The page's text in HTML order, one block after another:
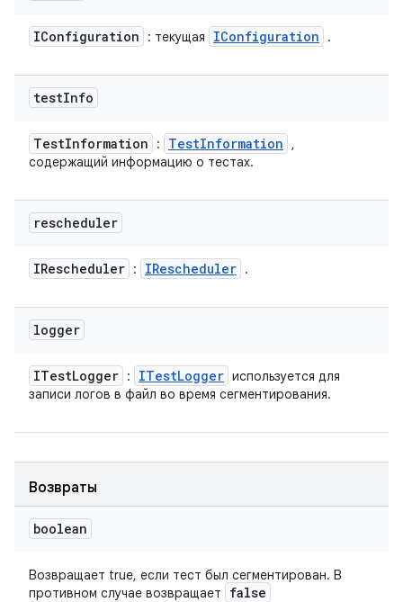
IConfiguration : текущая IConfiguration .
testInfo
TestInformation : TestInformation
,
содержащий информацию о тестах.
rescheduler
IRescheduler : IRescheduler .
logger
ITestLogger : ITestLogger используется для
записи логов в файл во время сегментирования.
Возвраты
boolean
Возвращает true, если тест был сегментирован. В
противном случае возвращает
false